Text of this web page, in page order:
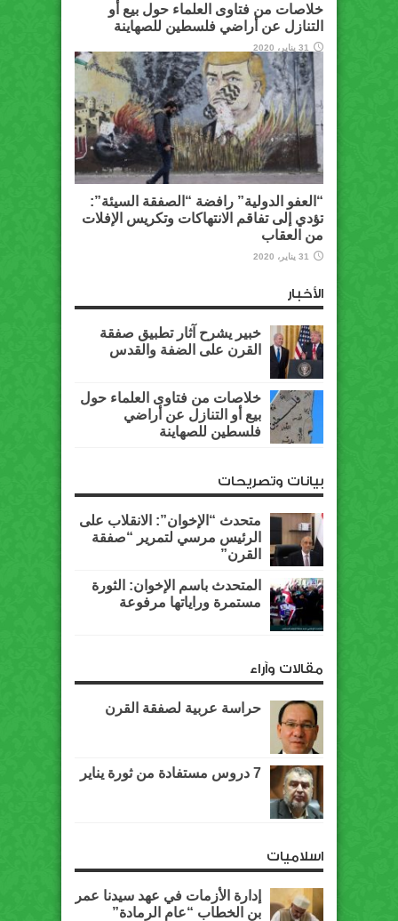
خلاصات من فتاوى العلماء حول بيع أو
التنازل عن أراضي فلسطين للصهاينة
31 يناير، 2020
“العفو الدولية” رافضة “الصفقة السيئة”:
تؤدي إلى تفاقم الانتهاكات وتكريس الإفلات
من العقاب
31 يناير، 2020
الأخبار
خبير يشرح آثار تطبيق صفقة
القرن على الضفة والقدس
خلاصات من فتاوى العلماء حول
بيع أو التنازل عن أراضي
فلسطين للصهاينة
بيانات وتصريحات
متحدث “الإخوان”: الانقلاب على
الرئيس مرسي لتمرير “صفقة
القرن”
المتحدث باسم الإخوان: الثورة
مستمرة وراياتها مرفوعة
مقالات وآراء
حراسة عربية لصفقة القرن
7 دروس مستفادة من ثورة يناير
اسلاميات
إدارة الأزمات في عهد سيدنا عمر
بن الخطاب “عام الرمادة”